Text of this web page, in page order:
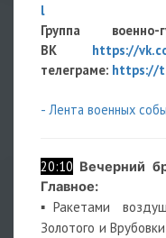
l
Группа
ВК https://
телеграме: https://
- Лента военных
20:10 Вечерний
Главное:
▪️Ракетами
Золотого и